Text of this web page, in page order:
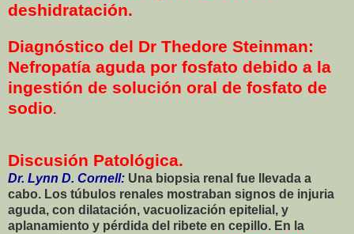
deshidratación.
Diagnóstico del Dr Thedore Steinman:
Nefropatía aguda por fosfato debido a la
ingestión de solución oral de fosfato de
sodio.
Discusión Patológica.
Dr. Lynn D. Cornell: Una biopsia renal fue llevada a
cabo. Los túbulos renales mostraban signos de injuria
aguda, con dilatación, vacuolización epitelial, y
aplanamiento y pérdida del ribete en cepillo. En la